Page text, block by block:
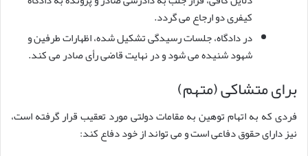
کیفری دو ارجاع می گردد.
در دادگاه، جلسات رسیدگی تشکیل شده، اظهارات طرفین و
شهود شنیده می شود و در نهایت قاضی رأی صادر می کند.
برای متشاکی (متهم)
فردی که به اتهام توهین به مقامات دولتی مورد تعقیب قرار گرفته است،
نیز دارای حقوق دفاعی است و می تواند از خود دفاع کند: